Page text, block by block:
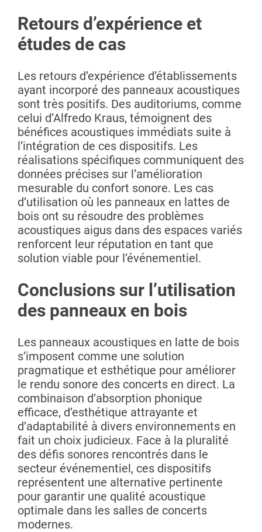
Retours d’expérience et
études de cas
Les retours d’expérience d’établissements
ayant incorporé des panneaux acoustiques
sont très positifs. Des auditoriums, comme
celui d’Alfredo Kraus, témoignent des
bénéfices acoustiques immédiats suite à
l’intégration de ces dispositifs. Les
réalisations spécifiques communiquent des
données précises sur l’amélioration
mesurable du confort sonore. Les cas
d’utilisation où les panneaux en lattes de
bois ont su résoudre des problèmes
acoustiques aigus dans des espaces variés
renforcent leur réputation en tant que
solution viable pour l’événementiel.
Conclusions sur l’utilisation
des panneaux en bois
Les panneaux acoustiques en latte de bois
s’imposent comme une solution
pragmatique et esthétique pour améliorer
le rendu sonore des concerts en direct. La
combinaison d’absorption phonique
efficace, d’esthétique attrayante et
d’adaptabilité à divers environnements en
fait un choix judicieux. Face à la pluralité
des défis sonores rencontrés dans le
secteur événementiel, ces dispositifs
représentent une alternative pertinente
pour garantir une qualité acoustique
optimale dans les salles de concerts
modernes.